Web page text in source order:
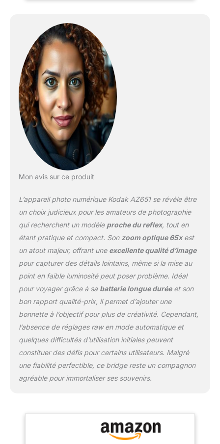
3200.
Mon avis sur ce produit
L’appareil photo numérique Kodak AZ651 se révèle être
un choix judicieux pour les amateurs de photographie
qui recherchent un modèle proche du reflex, tout en
étant pratique et compact. Son zoom optique 65xest
un atout majeur, offrant une excellente qualité d’image
pour capturer des détails lointains, même si la mise au
point en faible luminosité peut poser problème. Idéal
pour voyager grâce à sa batterie longue duréeet son
bon rapport qualité-prix, il permet d’ajouter une
bonnette à l’objectif pour plus de créativité. Cependant,
l’absence de réglages raw en mode automatique et
quelques difficultés d’utilisation initiales peuvent
constituer des défis pour certains utilisateurs. Malgré
une fiabilité perfectible, ce bridge reste un compagnon
agréable pour immortaliser ses souvenirs.